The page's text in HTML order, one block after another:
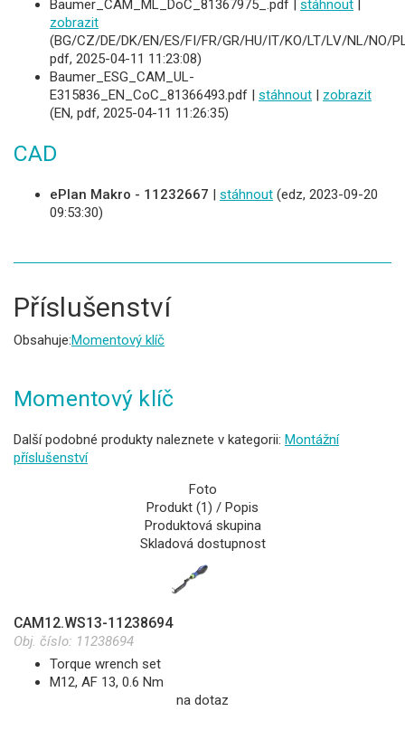
Baumer_CAM_ML_DoC_81367975_.pdf | stáhnout
zobrazit
(BG/CZ/DE/DK/EN/ES/FI/FR/GR/HU/IT/KO/LT/LV/NL/NO/
pdf, 2025-04-11 11:23:08)
Baumer_ESG_CAM_UL-
E315836_EN_CoC_81366493.pdf | stáhnout
zobrazit
(EN, pdf, 2025-04-11 11:26:35)
CAD
ePlan Makro - 11232667 stáhnout (edz, 2023-09-20
09:53:30)
Příslušenství
Obsahuje:Momentový klíč
Momentový klíč
Další podobné produkty naleznete v kategorii: Montážní
příslušenství
Foto
Produkt (1) / Popis
Produktová skupina
Skladová dostupnost
CAM12.WS13-11238694
Obj. číslo: 11238694
Torque wrench set
M12, AF 13, 0.6 Nm
na dotaz